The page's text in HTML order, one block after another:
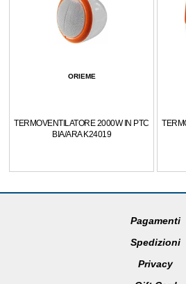
ORIEME
TERMOVENTILATORE 2000W IN PTC
BIA/ARA K24019
Pagamenti
Spedizioni
Privacy